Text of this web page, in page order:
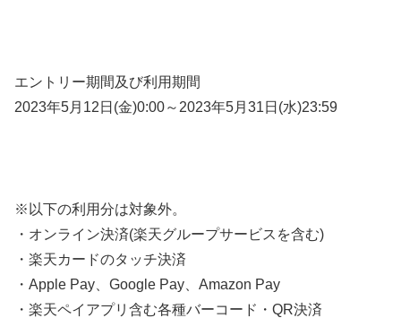
エントリー期間及び利用期間
2023年5月12日(金)0:00～2023年5月31日(水)23:59
※以下の利用分は対象外。
・オンライン決済(楽天グループサービスを含む)
・楽天カードのタッチ決済
・Apple Pay、Google Pay、Amazon Pay
・楽天ペイアプリ含む各種バーコード・QR決済